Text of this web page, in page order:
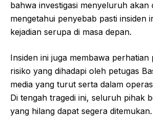
bahwa investigasi menyeluruh
mengetahui penyebab pasti insiden
kejadian serupa di masa depan.
Insiden ini juga membawa
risiko yang dihadapi oleh petugas
media yang turut serta dalam
Di tengah tragedi ini, seluruh pihak
yang hilang dapat segera ditemukan.